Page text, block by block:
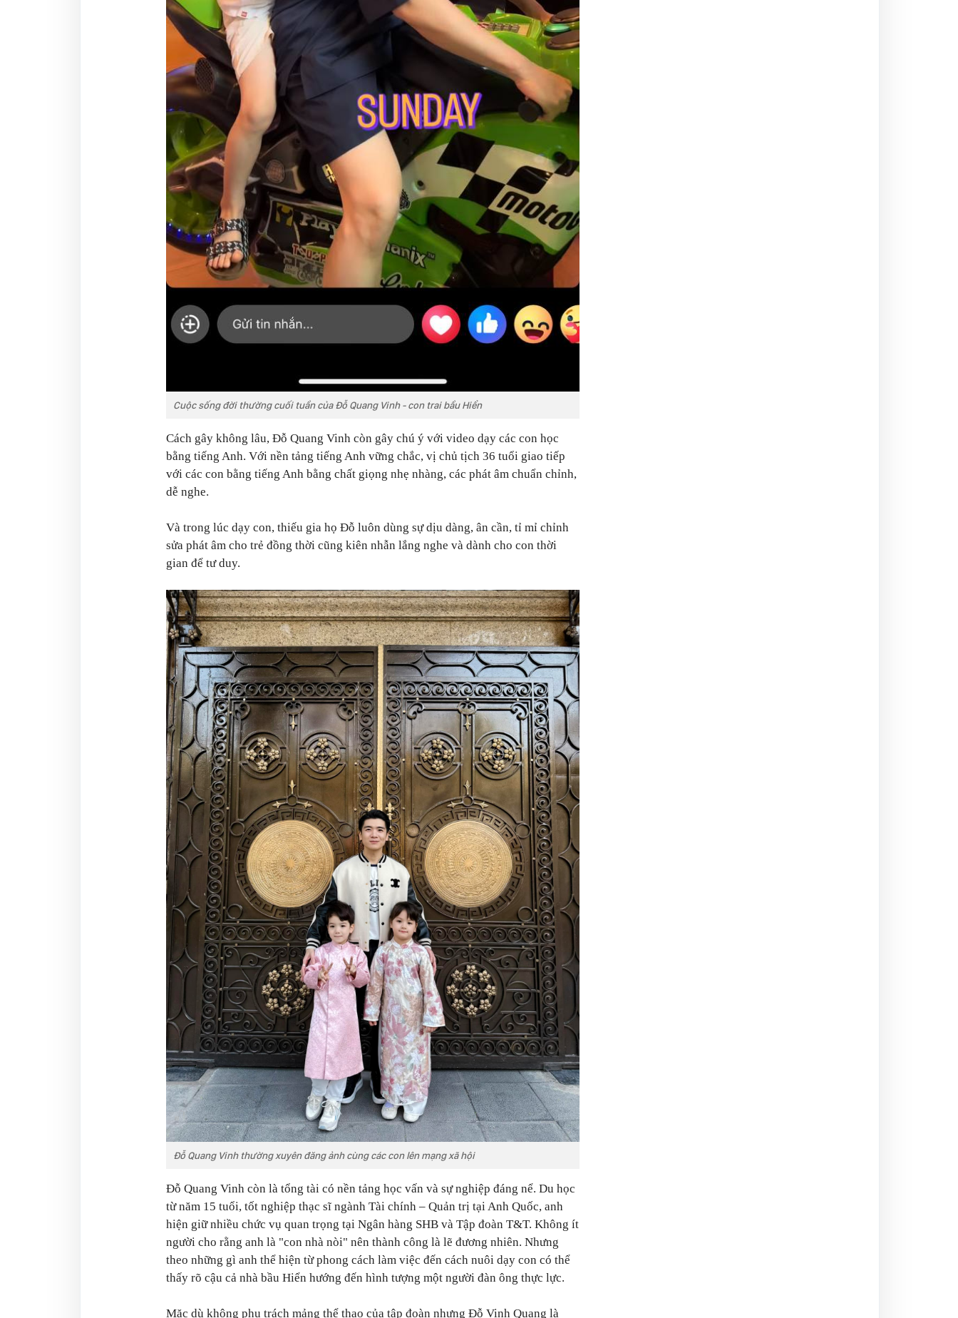
Cuộc sống đời thường cuối tuần của Đỗ Quang Vinh - con trai bầu Hiển
Cách gây không lâu, Đỗ Quang Vinh còn gây chú ý với video dạy các con học
bằng tiếng Anh. Với nền tảng tiếng Anh vững chắc, vị chủ tịch 36 tuổi giao tiếp
với các con bằng tiếng Anh bằng chất giọng nhẹ nhàng, các phát âm chuẩn chỉnh,
dễ nghe.
Và trong lúc dạy con, thiếu gia họ Đỗ luôn dùng sự dịu dàng, ân cần, tỉ mỉ chỉnh
sửa phát âm cho trẻ đồng thời cũng kiên nhẫn lắng nghe và dành cho con thời
gian để tư duy.
Đỗ Quang Vinh thường xuyên đăng ảnh cùng các con lên mạng xã hội
Đỗ Quang Vinh còn là tổng tài có nền tảng học vấn và sự nghiệp đáng nể. Du học
từ năm 15 tuổi, tốt nghiệp thạc sĩ ngành Tài chính – Quản trị tại Anh Quốc, anh
hiện giữ nhiều chức vụ quan trọng tại Ngân hàng SHB và Tập đoàn T&T. Không ít
người cho rằng anh là "con nhà nòi" nên thành công là lẽ đương nhiên. Nhưng
theo những gì anh thể hiện từ phong cách làm việc đến cách nuôi dạy con có thể
thấy rõ cậu cả nhà bầu Hiển hướng đến hình tượng một người đàn ông thực lực.
Mặc dù không phụ trách mảng thể thao của tập đoàn nhưng Đỗ Vinh Quang là